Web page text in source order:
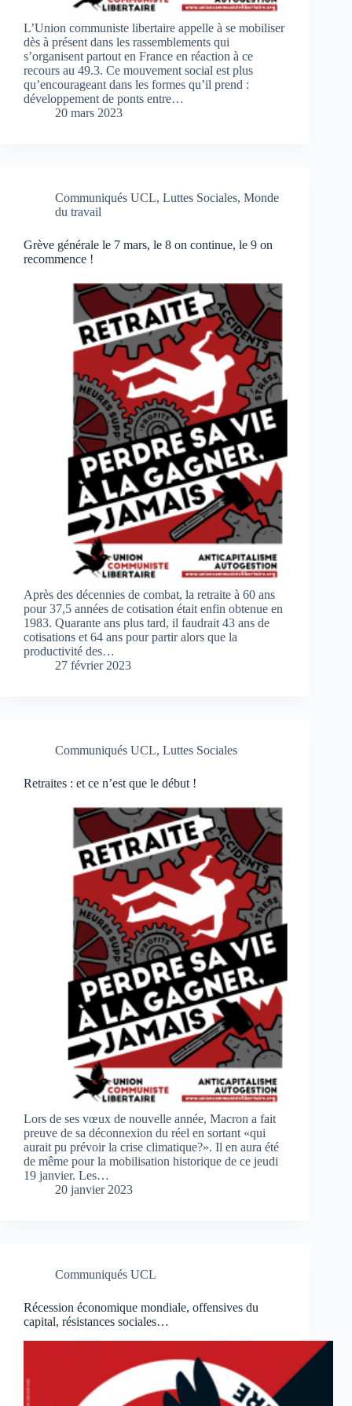
L’Union communiste libertaire appelle à se mobiliser
dès à présent dans les rassemblements qui
s’organisent partout en France en réaction à ce
recours au 49.3. Ce mouvement social est plus
qu’encourageant dans les formes qu’il prend :
développement de ponts entre…
20 mars 2023
Communiqués UCL, Luttes Sociales, Monde
du travail
Grève générale le 7 mars, le 8 on continue, le 9 on
recommence !
Après des décennies de combat, la retraite à 60 ans
pour 37,5 années de cotisation était enfin obtenue en
1983. Quarante ans plus tard, il faudrait 43 ans de
cotisations et 64 ans pour partir alors que la
productivité des…
27 février 2023
Communiqués UCL, Luttes Sociales
Retraites : et ce n’est que le début !
Lors de ses vœux de nouvelle année, Macron a fait
preuve de sa déconnexion du réel en sortant «qui
aurait pu prévoir la crise climatique?». Il en aura été
de même pour la mobilisation historique de ce jeudi
19 janvier. Les…
20 janvier 2023
Communiqués UCL
Récession économique mondiale, offensives du
capital, résistances sociales…